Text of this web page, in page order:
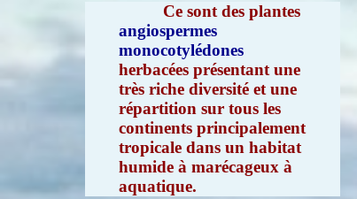
Ce sont des plantes
angiospermes
monocotylédones
herbacées présentant une
très riche diversité et une
répartition sur tous les
continents principalement
tropicale dans un habitat
humide à marécageux à
aquatique.